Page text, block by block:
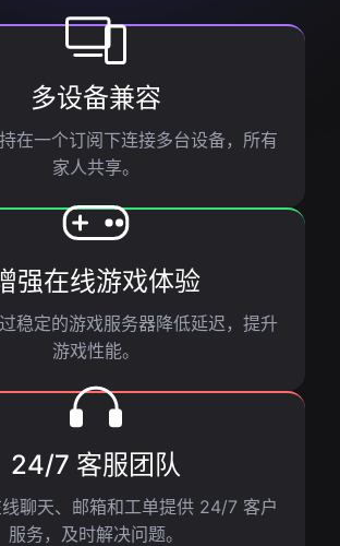
多设备兼容
在一个订阅下连接多台设备，所有
家人共享。
强在线游戏体验
稳定的游戏服务器降低延迟，提升
游戏性能。
24/7 客服团队
聊天、邮箱和工单提供 24/7 客户
服务，及时解决问题。